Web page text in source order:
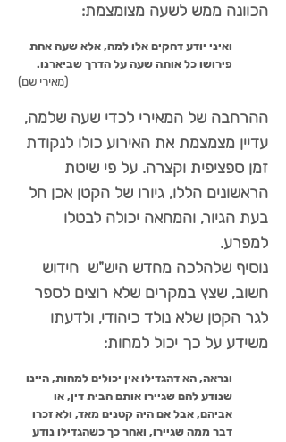
הכוונה ממש לשעה מצומצמת:
ואיני יודע דחקים אלו למה, אלא שעה אחת
פירושו כל אותה שעה על הדרך שביארנו.
(מאירי שם)
ההרחבה של המאירי לכדי שעה שלמה,
עדיין מצמצמת את האירוע כולו לנקודת
זמן ספציפית וקצרה. על פי שיטת
הראשונים הללו, גיורו של הקטן אכן חל
בעת הגיור, והמחאה יכולה לבטלו
למפרע.
נוסיף שלהלכה מחדש היש"ש חידוש
חשוב, שצץ במקרים שלא רוצים לספר
לגר הקטן שלא נולד כיהודי, ולדעתו
משידע על כך יכול למחות:
ונראה, הא דהגדילו אין יכולים למחות, היינו
שנודע להם שגיירו אותם הבית דין, או
אביהם, אבל אם היה קטנים מאד, ולא זכרו
דבר ממה שגיירו, ואחר כך כשהגדילו נודע